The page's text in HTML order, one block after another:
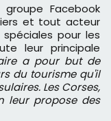
Facebook
et tout acteur
pour les
leur principale
a pour but de
du tourisme qu'il
Les Corses,
leur propose des